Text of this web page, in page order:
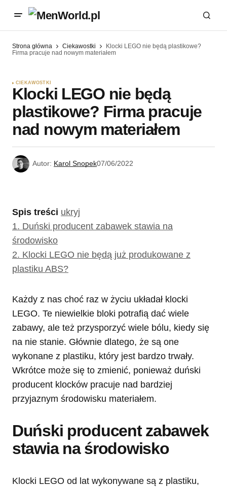
Strona główna Ciekawostki
Klocki LEGO nie będą plastikowe?
Firma pracuje nad nowym materiałem
CIEKAWOSTKI
Klocki LEGO nie będą
plastikowe? Firma pracuje
nad nowym materiałem
Autor: Karol Snopek07/06/2022
Spis treści ukryj
1. Duński producent zabawek stawia na
środowisko
2. Klocki LEGO nie będą już produkowane z
plastiku ABS?
Każdy z nas choć raz w życiu układał klocki
LEGO. Te niewielkie bloki potrafią dać wiele
zabawy, ale też przysporzyć wiele bólu, kiedy się
na nie stanie. Głównie dlatego, że są one
wykonane z plastiku, który jest bardzo trwały.
Wkrótce może się to zmienić, ponieważ duński
producent klocków pracuje nad bardziej
przyjaznym środowisku materiałem.
Duński producent zabawek
stawia na środowisko
Klocki LEGO od lat wykonywane są z plastiku,